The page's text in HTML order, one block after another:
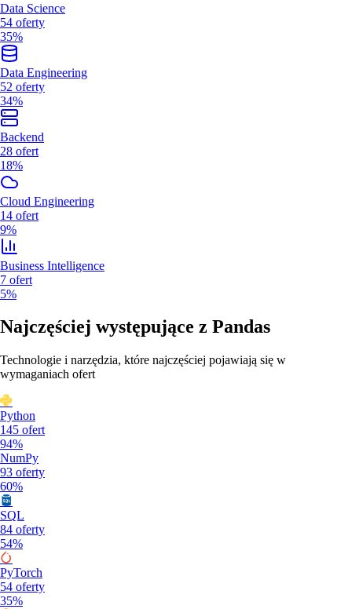
Data Science
54 oferty
35%
Data Engineering
52 oferty
34%
Backend
28 ofert
18%
Cloud Engineering
14 ofert
9%
Business Intelligence
7 ofert
5%
Najczęściej występujące z Pandas
Technologie i narzędzia, które najczęściej pojawiają się w
wymaganiach ofert
Python
145 ofert
94%
NumPy
93 oferty
60%
SQL
84 oferty
54%
PyTorch
54 oferty
35%